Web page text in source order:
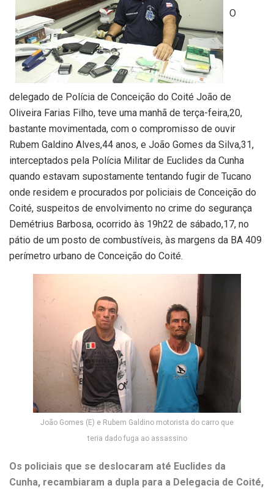
O
delegado de Polícia de Conceição do Coité João de
Oliveira Farias Filho, teve uma manhã de terça-feira,20,
bastante movimentada, com o compromisso de ouvir
Rubem Galdino Alves,44 anos, e João Gomes da Silva,31,
interceptados pela Polícia Militar de Euclides da Cunha
quando estavam supostamente tentando fugir de Tucano
onde residem e procurados por policiais de Conceição do
Coité, suspeitos de envolvimento no crime do segurança
Demétrius Barbosa, ocorrido às 19h22 de sábado,17, no
pátio de um posto de combustíveis, às margens da BA 409
perímetro urbano de Conceição do Coité.
João Gomes (E) e Rubem Galdino motorista do carro que
teria dado fuga ao assassino
Os policiais que se deslocaram até Euclides da
Cunha, recambiaram a dupla para a Delegacia de Coité,